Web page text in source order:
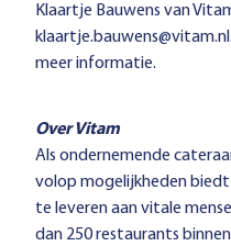
Klaartje Bauwens van
klaartje.bauwens@vitam.nl
meer informatie.
Over Vitam
Als ondernemende
volop mogelijkheden
te leveren aan vitale
dan 250 restaurants